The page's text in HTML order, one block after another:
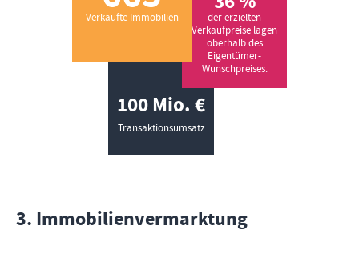
Verkaufte Immobilien
der erzielten
Verkaufpreise lagen
oberhalb des
Eigentümer-
Wunschpreises.
100 Mio. €
Transaktionsumsatz
3. Immobilienvermarktung